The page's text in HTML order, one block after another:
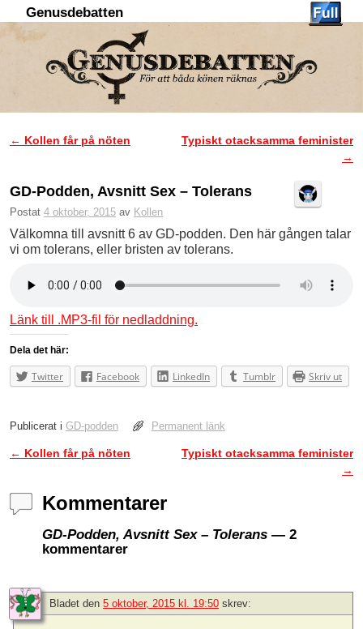
Genusdebatten
Inläggsnavigering
← Kollen får på nöten
Typiskt otacksamma feminister
→
GD-Podden, Avsnitt Sex – Tolerans
Postat 4 oktober, 2015 av Kollen
Välkomna till avsnitt 6 av GD-podden. Den här gången talar
vi om tolerans, eller bristen av tolerans.
Länk till .MP3-fil för nedladdning.
Dela det här:
Twitter Facebook LinkedIn Tumblr Skriv ut
Publicerat i GD-podden Permanent länk
Inläggsnavigering
← Kollen får på nöten
Typiskt otacksamma feminister
→
Kommentarer
GD-Podden, Avsnitt Sex – Tolerans — 2
kommentarer
Bladet den 5 oktober, 2015 kl. 19:50 skrev: